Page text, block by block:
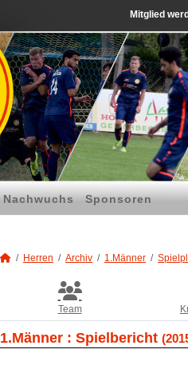
Mitglied
Nachwuchs Sponsoren
Herren Archiv 1.Männer
Team
1.Männer : Spielbericht